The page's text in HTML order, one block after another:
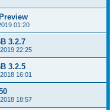
01:20
3.2.7
22:25
3.2.5
16:01
18:57